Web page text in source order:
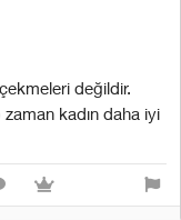
değildir.
kadın daha iyi